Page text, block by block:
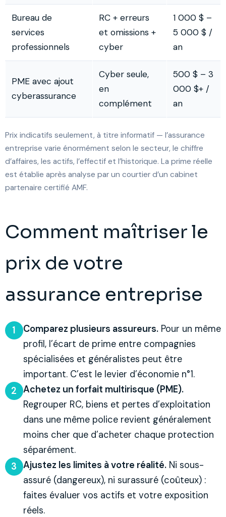
Bureau de
services
professionnels
RC + erreurs
et omissions +
cyber
1 000 $ –
5 000 $ /
an
PME avec ajout
cyberassurance
Cyber seule,
en
complément
500 $ – 3
000 $+ /
an
Prix indicatifs seulement, à titre informatif — l’assurance
entreprise varie énormément selon le secteur, le chiffre
d’affaires, les actifs, l’effectif et l’historique. La prime réelle
est établie après analyse par un courtier d’un cabinet
partenaire certifié AMF.
Comment maîtriser le
prix de votre
assurance entreprise
1 Comparez plusieurs assureurs.Pour un même
profil, l’écart de prime entre compagnies
spécialisées et généralistes peut être
important. C’est le levier d’économie n°1.
2 Achetez un forfait multirisque (PME).
Regrouper RC, biens et pertes d’exploitation
dans une même police revient généralement
moins cher que d’acheter chaque protection
séparément.
3 Ajustez les limites à votre réalité.Ni sous-
assuré (dangereux), ni surassuré (coûteux) :
faites évaluer vos actifs et votre exposition
réels.